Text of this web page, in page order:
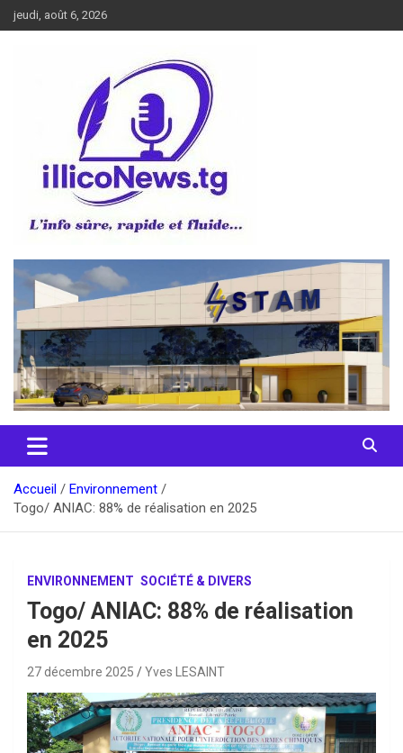
Aller
au
jeudi, août 6, 2026
illiconews
Accueil
Environnement
Togo/ ANIAC: 88% de réalisation en 2025
ENVIRONNEMENT SOCIÉTÉ & DIVERS
Togo/ ANIAC: 88% de réalisation
en 2025
27 décembre 2025 Yves LESAINT